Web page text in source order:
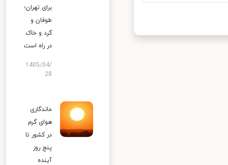
برای تهران؛
طوفان و
گرد و خاک
در راه است
1405/04/
28
ماندگاری
هوای گرم
در کشور تا
پنج روز
آینده